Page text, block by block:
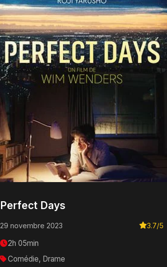
Perfect Days
29 novembre 2023 3.7/5
2h 05min
Comédie, Drame